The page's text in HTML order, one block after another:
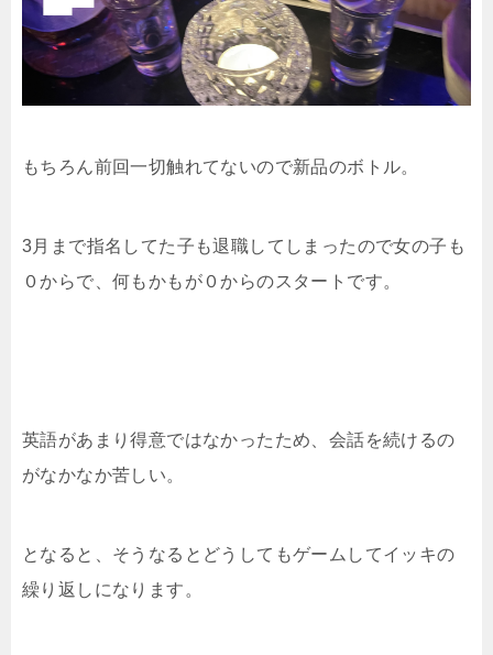
もちろん前回一切触れてないので新品のボトル。
3月まで指名してた子も退職してしまったので女の子も
０からで、何もかもが０からのスタートです。
英語があまり得意ではなかったため、会話を続けるの
がなかなか苦しい。
となると、そうなるとどうしてもゲームしてイッキの
繰り返しになります。